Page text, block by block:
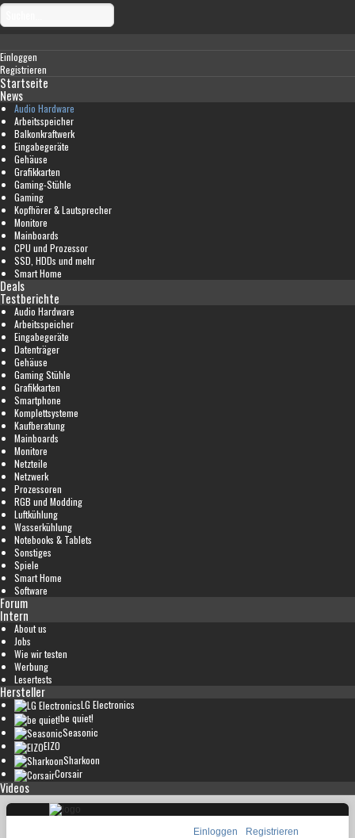
Einloggen
Registrieren
Startseite
News
Audio Hardware
Arbeitsspeicher
Balkonkraftwerk
Eingabegeräte
Gehäuse
Grafikkarten
Gaming-Stühle
Gaming
Kopfhörer & Lautsprecher
Monitore
Mainboards
CPU und Prozessor
SSD, HDDs und mehr
Smart Home
Deals
Testberichte
Audio Hardware
Arbeitsspeicher
Eingabegeräte
Datenträger
Gehäuse
Gaming Stühle
Grafikkarten
Smartphone
Komplettsysteme
Kaufberatung
Mainboards
Monitore
Netzteile
Netzwerk
Prozessoren
RGB und Modding
Luftkühlung
Wasserkühlung
Notebooks & Tablets
Sonstiges
Spiele
Smart Home
Software
Forum
Intern
About us
Jobs
Wie wir testen
Werbung
Lesertests
Hersteller
LG Electronics
be quiet!
Seasonic
EIZO
Sharkoon
Corsair
Videos
Einloggen Registrieren